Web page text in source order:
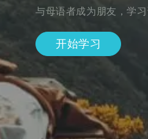
与母语者成为朋友，学
开始学习